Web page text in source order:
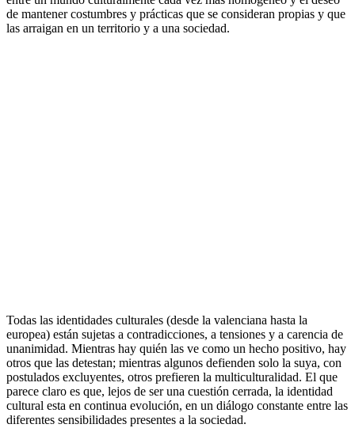
de mantener costumbres y prácticas que se consideran propias y que
las arraigan en un territorio y a una sociedad.
Todas las identidades culturales (desde la valenciana hasta la
europea) están sujetas a contradicciones, a tensiones y a carencia de
unanimidad. Mientras hay quién las ve como un hecho positivo, hay
otros que las detestan; mientras algunos defienden solo la suya, con
postulados excluyentes, otros prefieren la multiculturalidad. El que
parece claro es que, lejos de ser una cuestión cerrada, la identidad
cultural esta en continua evolución, en un diálogo constante entre las
diferentes sensibilidades presentes a la sociedad.